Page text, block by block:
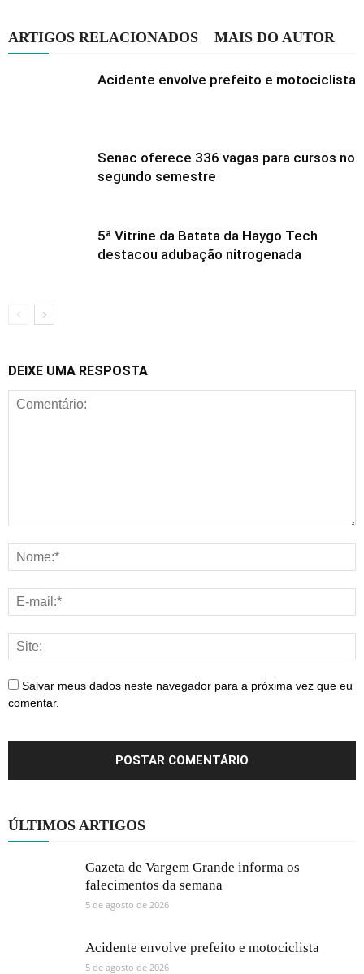
ARTIGOS RELACIONADOS MAIS DO AUTOR
Acidente envolve prefeito e motociclista
Senac oferece 336 vagas para cursos no
segundo semestre
5ª Vitrine da Batata da Haygo Tech
destacou adubação nitrogenada
DEIXE UMA RESPOSTA
Salvar meus dados neste navegador para a próxima vez que eu
comentar.
ÚLTIMOS ARTIGOS
Gazeta de Vargem Grande informa os
falecimentos da semana
5 de agosto de 2026
Acidente envolve prefeito e motociclista
5 de agosto de 2026